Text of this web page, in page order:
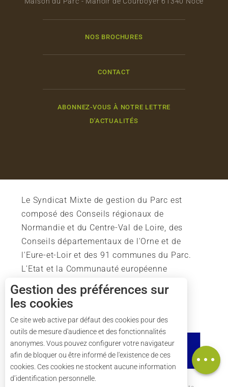
Ouvertures
Carte
NOS BROCHURES
CONTACT
ABONNEZ-VOUS À NOTRE LETTRE
D'ACTUALITÉS
Le Syndicat Mixte de gestion du Parc est
composé des Conseils régionaux de
Normandie et du Centre-Val de Loire, des
Conseils départementaux de l'Orne et de
l'Eure-et-Loir et des 91 communes du Parc.
L'Etat et la Communauté européenne
soutiennent également l'action du Parc.
Gestion des préférences sur
les cookies
Ce site web active par défaut des cookies pour des
outils de mesure d'audience et des fonctionnalités
anonymes. Vous pouvez configurer votre navigateur
afin de bloquer ou être informé de l'existence de ces
cookies. Ces cookies ne stockent aucune information
d’identification personnelle.